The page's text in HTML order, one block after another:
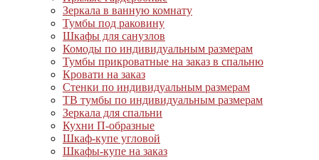
Зеркала в ванную комнату
Тумбы под раковину
Шкафы для санузлов
Комоды по индивидуальным размерам
Тумбы прикроватные на заказ в спальню
Кровати на заказ
Стенки по индивидуальным размерам
ТВ тумбы по индивидуальным размерам
Зеркала для спальни
Кухни П-образные
Шкаф-купе угловой
Шкафы-купе на заказ